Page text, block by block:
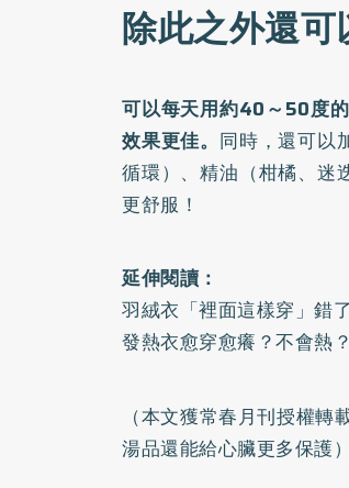
除此之外還可
可以每天用約40～50度
效果更佳。 同時，還可以
循環）、精油（柑橘、迷
更舒服！
延伸閱讀：
羽絨衣「裡面這樣穿」錯
發熱衣愈穿愈癢？不會熱
（本文獲常春月刊授權轉
湯品還能給心臟更多保護）